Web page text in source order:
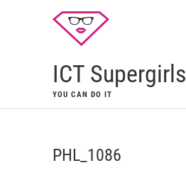
ICT Supergirls
YOU CAN DO IT
PHL_1086